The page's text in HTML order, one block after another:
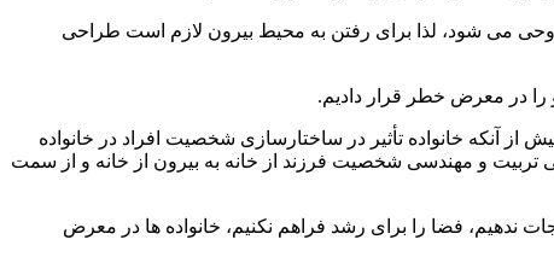
روحی می شود، لذا برای رفتن به محیط بیرون لازم است طراحی
در معرض خطر قرار دادیم.
آنکه خانواده تأثیر در ساختارسازی شخصیت افراد در خانواده
تربیت و مهندسی شخصیت فرزند از خانه به بیرون از خانه و از سمت
ندهیم، فضا را برای رشد فراهم نکنیم، خانواده ها در معرض